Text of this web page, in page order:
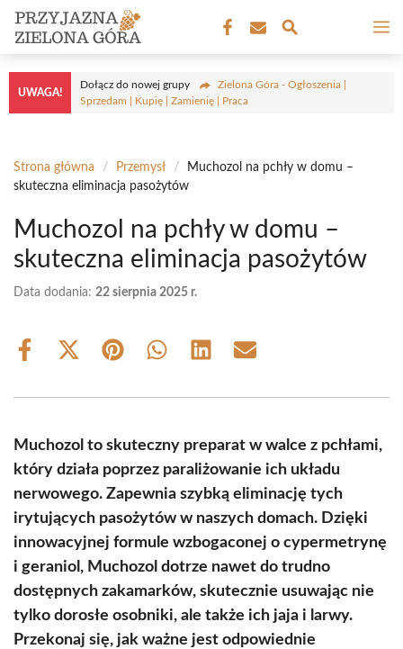
Przejdź
treści
UWAGA!
Dołącz do nowej grupy
Zielona Góra - Ogłoszenia |
Sprzedam | Kupię | Zamienię | Praca
Strona główna / Przemysł /
Muchozol na pchły w domu –
skuteczna eliminacja pasożytów
Muchozol na pchły w domu –
skuteczna eliminacja pasożytów
Data dodania: 22 sierpnia 2025 r.
Share
Share
(Twitter)
Share Share Share Share
Muchozol to skuteczny preparat w walce z pchłami,
który działa poprzez paraliżowanie ich układu
nerwowego. Zapewnia szybką eliminację tych
irytujących pasożytów w naszych domach. Dzięki
innowacyjnej formule wzbogaconej o cypermetrynę
i geraniol, Muchozol dotrze nawet do trudno
dostępnych zakamarków, skutecznie usuwając nie
tylko dorosłe osobniki, ale także ich jaja i larwy.
Przekonaj się, jak ważne jest odpowiednie